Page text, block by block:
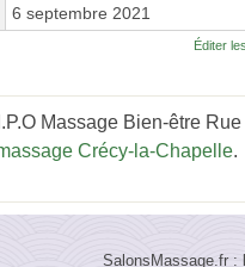
6 septembre 2021
Éditer
Massage Bien-être
Crécy-la-Chapelle.
SalonsMassage.fr :